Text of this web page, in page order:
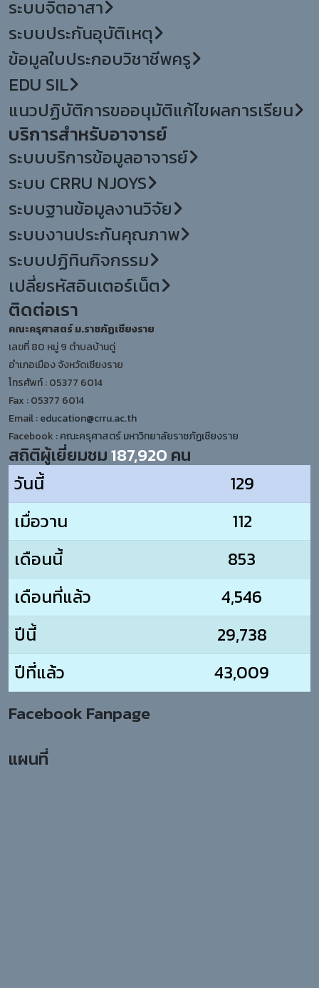
ระบบจิตอาสา
ระบบประกันอุบัติเหตุ
ข้อมูลใบประกอบวิชาชีพครู
EDU SIL
แนวปฏิบัติการขออนุมัติแก้ไขผลการเรียน
บริการสำหรับอาจารย์
ระบบบริการข้อมูลอาจารย์
ระบบ CRRU NJOYS
ระบบฐานข้อมูลงานวิจัย
ระบบงานประกันคุณภาพ
ระบบปฏิทินกิจกรรม
เปลี่ยรหัสอินเตอร์เน็ต
ติดต่อเรา
คณะครุศาสตร์ ม.ราชภัฏเชียงราย
เลขที่ 80 หมู่ 9 ตำบลบ้านดู่
อำเภอเมือง จังหวัดเชียงราย
โทรศัพท์ : 05377 6014
Fax : 05377 6014
Email :education@crru.ac.th
Facebook :คณะครุศาสตร์ มหาวิทยาลัยราชภัฏเชียงราย
สถิติผู้เยี่ยมชม187,920 คน
วันนี้
129
เมื่อวาน
112
เดือนนี้
853
เดือนที่แล้ว
4,546
ปีนี้
29,738
ปีที่แล้ว
43,009
Facebook Fanpage
แผนที่